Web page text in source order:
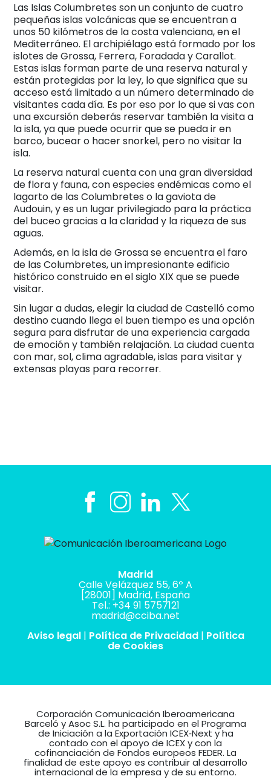
Las Islas Columbretes son un conjunto de cuatro
pequeñas islas volcánicas que se encuentran a
unos 50 kilómetros de la costa valenciana, en el
Mediterráneo. El archipiélago está formado por los
islotes de Grossa, Ferrera, Foradada y Carallot.
Estas islas forman parte de una reserva natural y
están protegidas por la ley, lo que significa que su
acceso está limitado a un número determinado de
visitantes cada día. Es por eso por lo que si vas con
una excursión deberás reservar también la visita a
la isla, ya que puede ocurrir que se pueda ir en
barco, bucear o hacer snorkel, pero no visitar la
isla.
La reserva natural cuenta con una gran diversidad
de flora y fauna, con especies endémicas como el
lagarto de las Columbretes o la gaviota de
Audouin, y es un lugar privilegiado para la práctica
del buceo gracias a la claridad y la riqueza de sus
aguas.
Además, en la isla de Grossa se encuentra el faro
de las Columbretes, un impresionante edificio
histórico construido en el siglo XIX que se puede
visitar.
Sin lugar a dudas, elegir la ciudad de Castelló como
destino cuando llega el buen tiempo es una opción
segura para disfrutar de una experiencia cargada
de emoción y también relajación. La ciudad cuenta
con mar, sol, clima agradable, islas para visitar y
extensas playas para recorrer.
Madrid
Calle Velázquez 55, 6º A
[28001] Madrid, España
Tel.: +34 91 5757121
madrid@cciba.net
Aviso legal| Política de Privacidad| Política
de Cookies
Corporación Comunicación Iberoamericana
Barceló y Asoc S.L. ha participado en el Programa
de Iniciación a la Exportación ICEX‐Next y ha
contado con el apoyo de ICEX y con la
cofinanciación de Fondos europeos FEDER. La
finalidad de este apoyo es contribuir al desarrollo
internacional de la empresa y de su entorno.